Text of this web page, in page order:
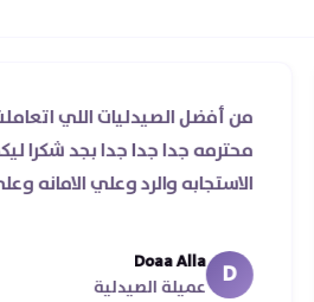
من أفضل الصيدليات
محترمه جدا جدا جدا
الاستجابه والرد
D
عميلة الصيدلية